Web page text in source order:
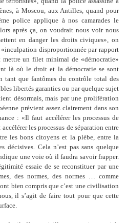
à Moscou, aux Antilles, quand pour
police applique à nos camarades le
après ça, on voudrait nous voir nous
en danger les droits civiques», on
disproportionnée par rapport
un filet minimal de «démocratie»
là où le droit et la démocratie se sont
tant que fantômes du contrôle total des
libertés garanties ou par quelque sujet
désormais, mais par une prolifération
prévient assez clairement dans son
: «Il faut accélérer les processus de
les processus de séparation entre
les bons citoyens et la plèbe, entre la
décisives. Cela n’est pas sans quelque
une voie où il faudra savoir frapper.
essaie de se reconstituer par une
des normes, des normes … comme
bien compris que c’est une civilisation
il s’agit de faire tout pour que cette